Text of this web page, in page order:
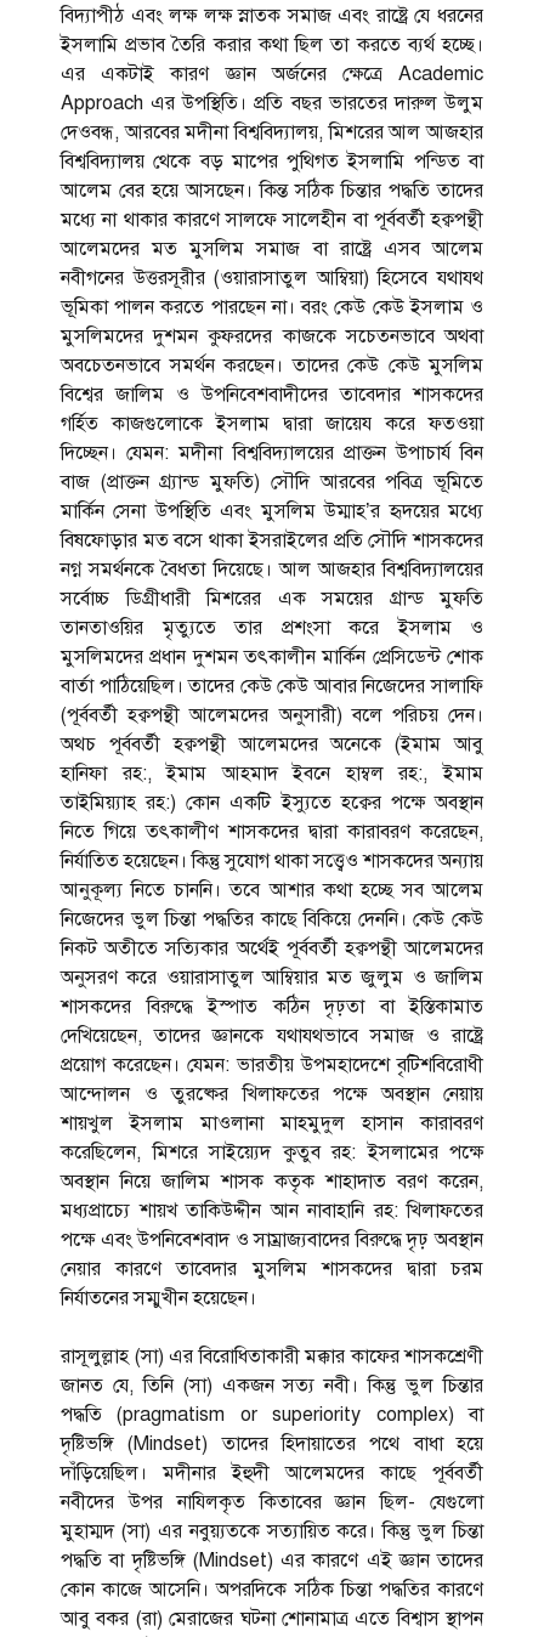
বিদ্যাপীঠ এবং লক্ষ লক্ষ স্নাতক সমাজ এবং রাষ্ট্রে যে ধরনের
ইসলামি প্রভাব তৈরি করার কথা ছিল তা করতে ব্যর্থ হচ্ছে।
এর একটাই কারণ জ্ঞান অর্জনের ক্ষেত্রে Academic
Approach এর উপস্থিতি। প্রতি বছর ভারতের দারুল উলুম
দেওবন্ধ, আরবের মদীনা বিশ্ববিদ্যালয়, মিশরের আল আজহার
বিশ্ববিদ্যালয় থেকে বড় মাপের পুথিগত ইসলামি পন্ডিত বা
আলেম বের হয়ে আসছেন। কিন্ত সঠিক চিন্তার পদ্ধতি তাদের
মধ্যে না থাকার কারণে সালফে সালেহীন বা পূর্ববর্তী হক্বপন্থী
আলেমদের মত মুসলিম সমাজ বা রাষ্ট্রে এসব আলেম
নবীগনের উত্তরসূরীর (ওয়ারাসাতুল আম্বিয়া) হিসেবে যথাযথ
ভূমিকা পালন করতে পারছেন না। বরং কেউ কেউ ইসলাম ও
মুসলিমদের দুশমন কুফরদের কাজকে সচেতনভাবে অথবা
অবচেতনভাবে সমর্থন করছেন। তাদের কেউ কেউ মুসলিম
বিশ্বের জালিম ও উপনিবেশবাদীদের তাবেদার শাসকদের
গর্হিত কাজগুলোকে ইসলাম দ্বারা জায়েয করে ফতওয়া
দিচ্ছেন। যেমন: মদীনা বিশ্ববিদ্যালয়ের প্রাক্তন উপাচার্য বিন
বাজ (প্রাক্তন গ্র্যান্ড মুফতি) সৌদি আরবের পবিত্র ভূমিতে
মার্কিন সেনা উপস্থিতি এবং মুসলিম উম্মাহ’র হৃদয়ের মধ্যে
বিষফোড়ার মত বসে থাকা ইসরাইলের প্রতি সৌদি শাসকদের
নগ্ন সমর্থনকে বৈধতা দিয়েছে। আল আজহার বিশ্ববিদ্যালয়ের
সর্বোচ্চ ডিগ্রীধারী মিশরের এক সময়ের গ্রান্ড মুফতি
তানতাওয়ির মৃত্যুতে তার প্রশংসা করে ইসলাম ও
মুসলিমদের প্রধান দুশমন তৎকালীন মার্কিন প্রেসিডেন্ট শোক
বার্তা পাঠিয়েছিল। তাদের কেউ কেউ আবার নিজেদের সালাফি
(পূর্ববর্তী হক্বপন্থী আলেমদের অনুসারী) বলে পরিচয় দেন।
অথচ পূর্ববর্তী হক্বপন্থী আলেমদের অনেকে (ইমাম আবু
হানিফা রহ:, ইমাম আহমাদ ইবনে হাম্বল রহ:, ইমাম
তাইমিয়্যাহ রহ:) কোন একটি ইস্যুতে হক্বের পক্ষে অবস্থান
নিতে গিয়ে তৎকালীণ শাসকদের দ্বারা কারাবরণ করেছেন,
নির্যাতিত হয়েছেন। কিন্তু সুযোগ থাকা সত্ত্বেও শাসকদের অন্যায়
আনুকূল্য নিতে চাননি। তবে আশার কথা হচ্ছে সব আলেম
নিজেদের ভুল চিন্তা পদ্ধতির কাছে বিকিয়ে দেননি। কেউ কেউ
নিকট অতীতে সত্যিকার অর্থেই পূর্ববর্তী হক্বপন্থী আলেমদের
অনুসরণ করে ওয়ারাসাতুল আম্বিয়ার মত জুলুম ও জালিম
শাসকদের বিরুদ্ধে ইস্পাত কঠিন দৃঢ়তা বা ইস্তিকামাত
দেখিয়েছেন, তাদের জ্ঞানকে যথাযথভাবে সমাজ ও রাষ্ট্রে
প্রয়োগ করেছেন। যেমন: ভারতীয় উপমহাদেশে বৃটিশবিরোধী
আন্দোলন ও তুরষ্কের খিলাফতের পক্ষে অবস্থান নেয়ায়
শায়খুল ইসলাম মাওলানা মাহমুদুল হাসান কারাবরণ
করেছিলেন, মিশরে সাইয়্যেদ কুতুব রহ: ইসলামের পক্ষে
অবস্থান নিয়ে জালিম শাসক কতৃক শাহাদাত বরণ করেন,
মধ্যপ্রাচ্যে শায়খ তাকিউদ্দীন আন নাবাহানি রহ: খিলাফতের
পক্ষে এবং উপনিবেশবাদ ও সাম্রাজ্যবাদের বিরুদ্ধে দৃঢ় অবস্থান
নেয়ার কারণে তাবেদার মুসলিম শাসকদের দ্বারা চরম
নির্যাতনের সম্মুখীন হয়েছেন।
রাসূলুল্লাহ (সা) এর বিরোধিতাকারী মক্কার কাফের শাসকশ্রেণী
জানত যে, তিনি (সা) একজন সত্য নবী। কিন্তু ভুল চিন্তার
পদ্ধতি (pragmatism or superiority complex) বা
দৃষ্টিভঙ্গি (Mindset) তাদের হিদায়াতের পথে বাধা হয়ে
দাঁড়িয়েছিল। মদীনার ইহুদী আলেমদের কাছে পূর্ববর্তী
নবীদের উপর নাযিলকৃত কিতাবের জ্ঞান ছিল- যেগুলো
মুহাম্মদ (সা) এর নবুয়্যতকে সত্যায়িত করে। কিন্তু ভুল চিন্তা
পদ্ধতি বা দৃষ্টিভঙ্গি (Mindset) এর কারণে এই জ্ঞান তাদের
কোন কাজে আসেনি। অপরদিকে সঠিক চিন্তা পদ্ধতির কারণে
আবু বকর (রা) মেরাজের ঘটনা শোনামাত্র এতে বিশ্বাস স্থাপন